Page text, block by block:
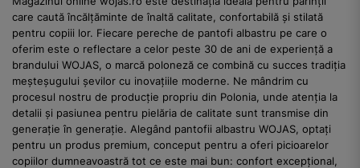
care caută încălțăminte de înaltă calitate, confortabilă și stilată
pentru copiii lor. Fiecare pereche de pantofi albastru pe care o
oferim este o reflectare a celor peste 30 de ani de experiență a
brandului WOJAS, o marcă poloneză ce combină cu succes tradiția
meșteșugului șevilor cu inovațiile moderne. Ne mândrim cu
procesul nostru de producție propriu din Polonia, unde atenția la
detalii și pasiunea pentru pielăria de calitate sunt transmise din
generație în generație. Alegând pantofii albastru WOJAS, optați
pentru un produs premium, conceput pentru a oferi picioarelor
copiilor dumneavoastră tot ce este mai bun: confort excepțional,